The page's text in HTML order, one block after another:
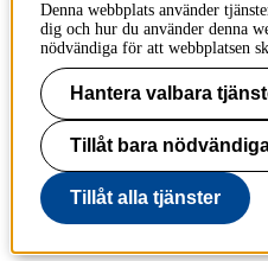
KTH
100 44 Stockholm
+46 8 790 60 00
Kontakta KTH
Jobba på KTH
Press och media
Faktura och betalning KTH
Om KTH:s webbplatser
Denna webbplats använder
dig och hur du använder denna
nödvändiga för att webbplatsen
Hantera valbara
Tillåt bara
Tillåt alla tjänster